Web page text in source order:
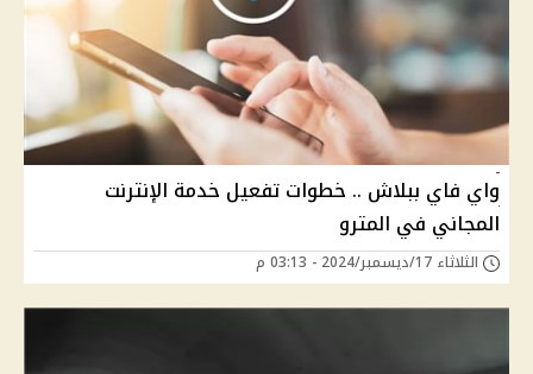
واي فاي ببلاش .. خطوات تفعيل خدمة الإنترنت
المجاني في المترو
الثلاثاء 17/ديسمبر/2024 - 03:13 م